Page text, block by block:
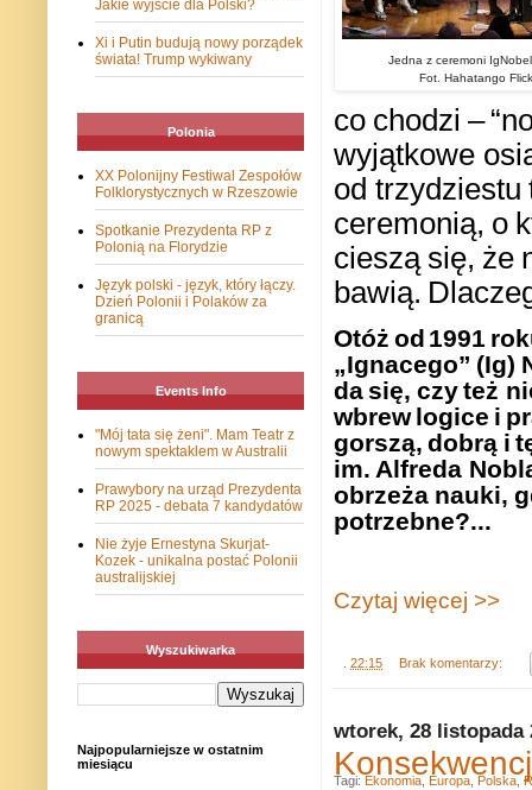
Jedna z ceremoni
Fot. Hahatango
co chodzi –
wyjątkowe
od trzydziestu
ceremonią, o
cieszą się, że
bawią.
Otóż od 1991
„Ignacego” (Ig)
da się, czyteż
wbrew logice i
gorszą, dobrą i
im. Alfreda
obrzeża nauki,
potrzebne?...
Czytaj więcej >>
22:15 Brak komentarzy:
wtorek, 28 listopada
Tagi: Ekonomia, Europa, Polska,
Jakie wyjście dla Polski?
Xi i Putin budują nowy porządek
świata! Trump wykiwany
Polonia
XX Polonijny Festiwal Zespołów
Folklorystycznych w Rzeszowie
Spotkanie Prezydenta RP z
Polonią na Florydzie
Język polski - język, który łączy.
Dzień Polonii i Polaków za
granicą
Events Info
"Mój tata się żeni". Mam Teatr z
nowym spektaklem w Australii
Prawybory na urząd Prezydenta
RP 2025 - debata 7 kandydatów
Nie żyje Ernestyna Skurjat-
Kozek - unikalna postać Polonii
australijskiej
Wyszukiwarka
Najpopularniejsze w ostatnim
miesiącu